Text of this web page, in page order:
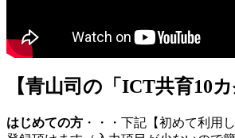
【青山司の「ICT共育10
はじめての方 ・・・下記【初めて利用